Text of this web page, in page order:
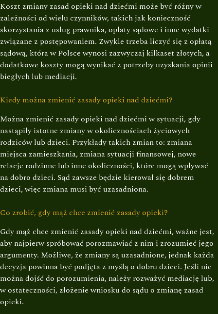
Koszt zmiany zasad opieki nad dziećmi może być różny w
zależności od wielu czynników, takich jak konieczność
skorzystania z usług prawnika, opłaty sądowe i inne wydatki
związane z postępowaniem. Zwykle trzeba liczyć się z opłatą
sądową, która w Polsce wynosi zazwyczaj kilkaset złotych, a
dodatkowe koszty mogą wynikać z potrzeby uzyskania opinii
biegłych lub mediacji.
Kiedy można zmienić zasady opieki nad dziećmi?
Można zmienić zasady opieki nad dziećmi w sytuacji, gdy
nastąpiły istotne zmiany w okolicznościach życiowych
rodziców lub dzieci. Przykłady takich zmian to: zmiana
miejsca zamieszkania, zmiana sytuacji finansowej, nowe
relacje rodzinne lub inne okoliczności, które mogą wpływać
na dobro dzieci. Sąd zawsze będzie kierował się dobrem
dzieci, więc zmiana musi być uzasadniona.
Co zrobić, gdy mąż chce zmienić zasady opieki?
Gdy mąż chce zmienić zasady opieki nad dziećmi, ważne jest,
aby najpierw spróbować porozmawiać z nim i zrozumieć jego
argumenty. Możliwe, że zmiany są uzasadnione, jednak każda
decyzja powinna być podjęta z myślą o dobru dzieci. Jeśli nie
można dojść do porozumienia, należy rozważyć mediację lub,
w ostateczności, złożenie wniosku do sądu o zmianę zasad
opieki.